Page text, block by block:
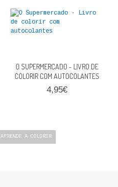
O SUPERMERCADO - LIVRO DE
COLORIR COM AUTOCOLANTES
4,95€
APRENDE A COLORIR